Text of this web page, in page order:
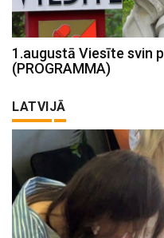
1.augustā Viesīte svin
(PROGRAMMA)
LATVIJĀ